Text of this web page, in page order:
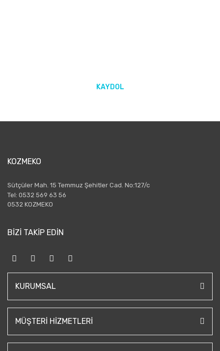
KAYDOL
KOZMEKO
Sütçüler Mah. 15 Temmuz Şehitler Cad. No:127/c
Tel: 0532 569 63 56
0532 KOZMEKO
BİZİ TAKİP EDİN
KURUMSAL
MÜŞTERI HIZMETLERI